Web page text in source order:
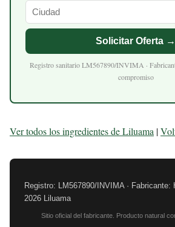
Solicitar Oferta →
Registro sanitario LM567890/INVIMA ·
compromiso
Ver todos los ingredientes de Liluama |
Registro: LM567890/INVIMA · Fabricante:
2026 Liluama
Sitio oficial del fabricante. Producto natural